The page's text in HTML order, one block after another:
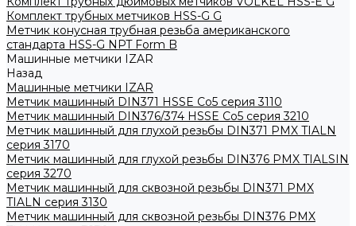
Комплект трубных метчиков HSS-G G
Метчик конусная трубная резьба американского
стандарта HSS-G NPT Form B
Машинные метчики IZAR
Назад
Машинные метчики IZAR
Метчик машинный DIN371 HSSE Co5 серия 3110
Метчик машинный DIN376/374 HSSE Co5 серия 3210
Метчик машинный для глухой резьбы DIN371 PMX TIALN
серия 3170
Метчик машинный для глухой резьбы DIN376 PMX TIALSIN
серия 3270
Метчик машинный для сквозной резьбы DIN371 PMX
TIALN серия 3130
Метчик машинный для сквозной резьбы DIN376 PMX